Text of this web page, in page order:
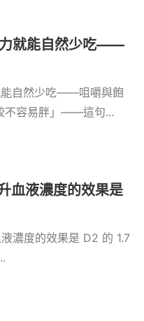
力就能自然少吃——
能自然少吃——咀嚼與飽
不容易胖」——這句...
血液濃度的效果是
濃度的效果是 D2 的 1.7